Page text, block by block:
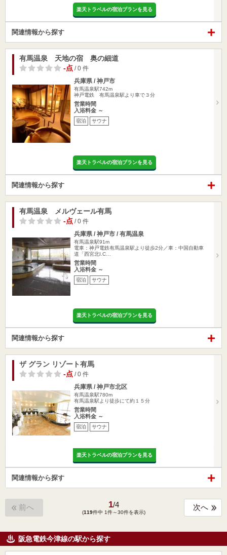
楽天トラベルの宿泊プランを見る
関連情報から探す
有馬温泉 天地の宿 奥の細道
-点 / 0 件
兵庫県 / 神戸市
有馬温泉駅742m
神戸電鉄 有馬温泉駅より車で３分
営業時間
入浴料金 ～
宿泊 サウナ
楽天トラベルの宿泊プランを見る
関連情報から探す
有馬温泉 メルヴェール有馬
-点 / 0 件
兵庫県 / 神戸市 / 有馬温泉
有馬温泉駅91m
電車：神戸電鉄有馬温泉駅より徒歩2分／車：中国自動車
道「西宮北I.C…
営業時間
入浴料金 ～
宿泊 サウナ
楽天トラベルの宿泊プランを見る
関連情報から探す
ザ グラン リゾート有馬
-点 / 0 件
兵庫県 / 神戸市北区
有馬温泉駅780m
有馬温泉駅より徒歩にて約１５分
営業時間
入浴料金 ～
宿泊 サウナ
楽天トラベルの宿泊プランを見る
関連情報から探す
前へ 1/4
(119件中 1件～30件を表示)
次へ
阪急電鉄今津線の駅から探す